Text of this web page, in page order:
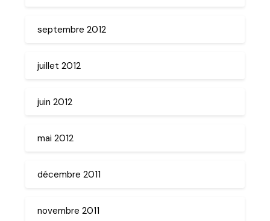
septembre 2012
juillet 2012
juin 2012
mai 2012
décembre 2011
novembre 2011